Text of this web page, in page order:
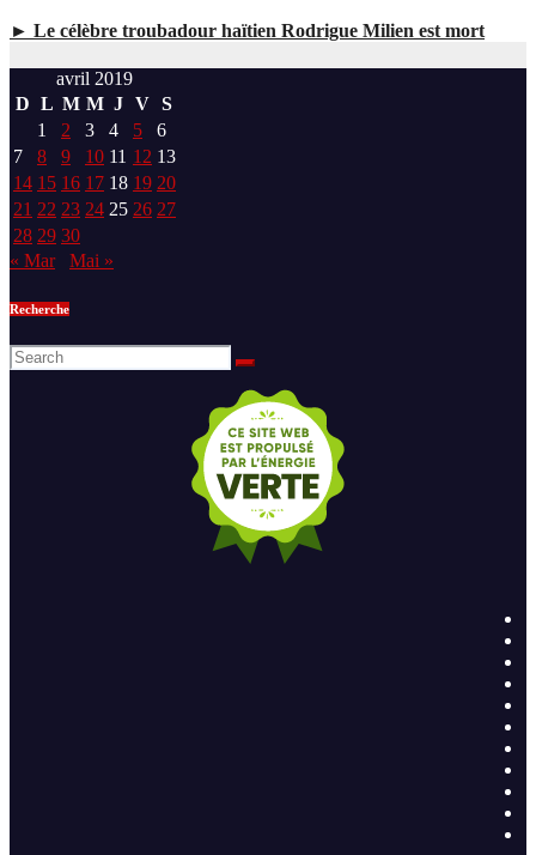
► Le célèbre troubadour haïtien Rodrigue Milien est mort
avril 2019
D L M M J V S
1
2 3 4 5
6
7
8 9 10 11 12 13
14 15 16 17 18 19 20
21 22 23 24 25 26 27
28 29 30
« Mar
Mai »
Recherche